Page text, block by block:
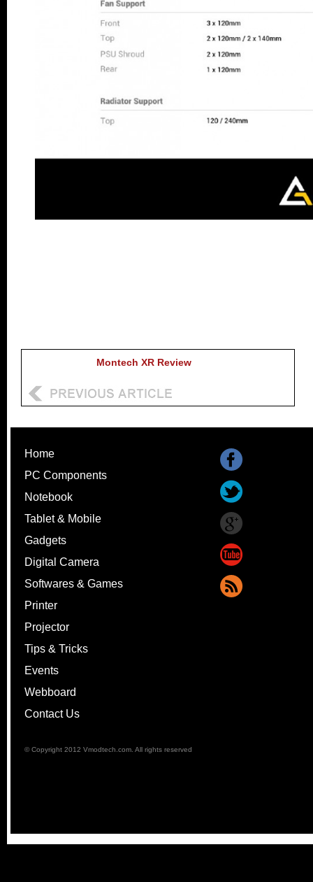
Montech XR Review
Home
PC Components
Notebook
Tablet & Mobile
Gadgets
Digital Camera
Softwares & Games
Printer
Projector
Tips & Tricks
Events
Webboard
Contact Us
© Copyright 2012 Vmodtech.com. All rights reserved